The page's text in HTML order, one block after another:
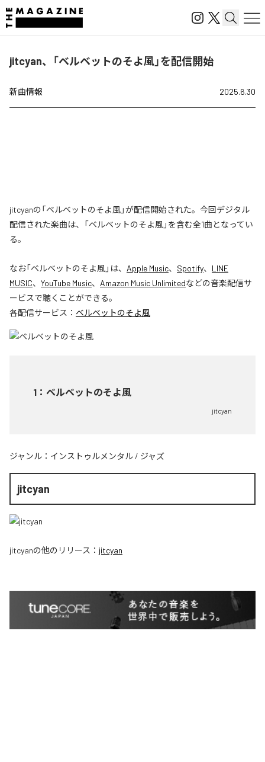
jitcyan、「ベルベットのそよ風」を配信開始
新曲情報 2025.6.30
jitcyanの「ベルベットのそよ風」が配信開始された。今回デジタル
配信された楽曲は、「ベルベットのそよ風」を含む全1曲となってい
る。
なお「ベルベットのそよ風」は、 Apple Music、 Spotify、 LINE
MUSIC、 YouTube Music、 Amazon Music Unlimitedなどの音楽配信サ
ービスで聴くことができる。
各配信サービス： ベルベットのそよ風
1 ： ベルベットのそよ風
jitcyan
ジャンル： インストゥルメンタル / ジャズ
jitcyan
jitcyanの他のリリース： jitcyan